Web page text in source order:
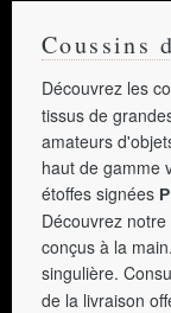
Coussins
Découvrez les
tissus de
amateurs
haut de gamme
étoffes signées
Découvrez
conçus à la
singulière.
de la livraison